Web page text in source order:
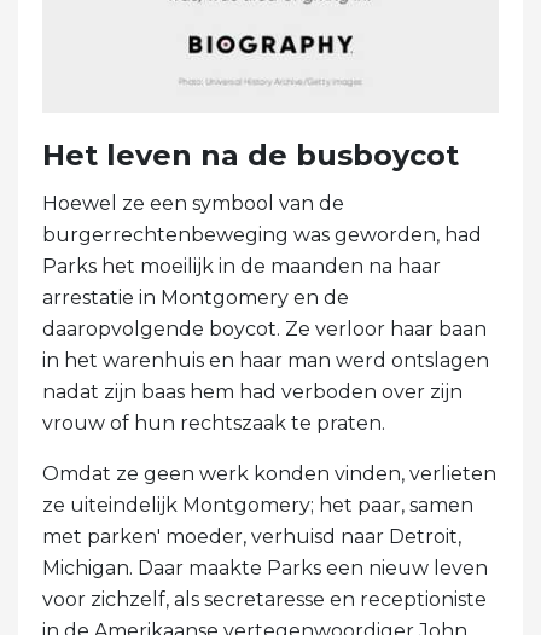
Het leven na de busboycot
Hoewel ze een symbool van de
burgerrechtenbeweging was geworden, had
Parks het moeilijk in de maanden na haar
arrestatie in Montgomery en de
daaropvolgende boycot. Ze verloor haar baan
in het warenhuis en haar man werd ontslagen
nadat zijn baas hem had verboden over zijn
vrouw of hun rechtszaak te praten.
Omdat ze geen werk konden vinden, verlieten
ze uiteindelijk Montgomery; het paar, samen
met parken' moeder, verhuisd naar Detroit,
Michigan. Daar maakte Parks een nieuw leven
voor zichzelf, als secretaresse en receptioniste